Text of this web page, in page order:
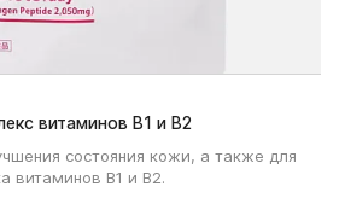
витаминов В1 и В2
состояния кожи, а также для
витаминов В1 и В2.